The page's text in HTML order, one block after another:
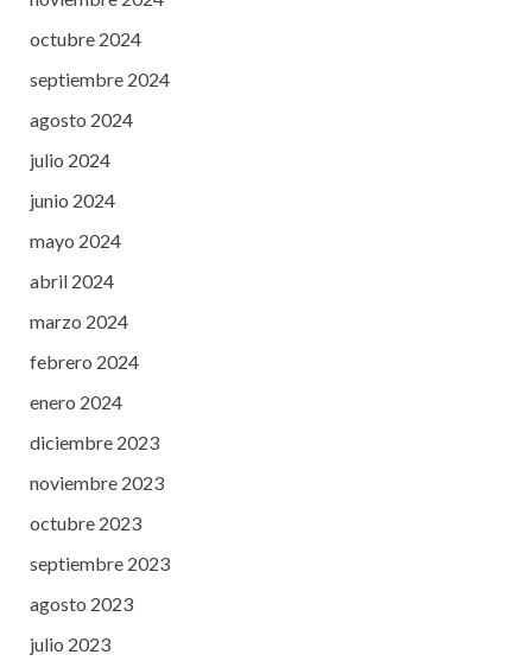
octubre 2024
septiembre 2024
agosto 2024
julio 2024
junio 2024
mayo 2024
abril 2024
marzo 2024
febrero 2024
enero 2024
diciembre 2023
noviembre 2023
octubre 2023
septiembre 2023
agosto 2023
julio 2023